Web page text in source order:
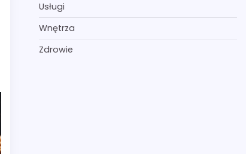
Usługi
Wnętrza
Zdrowie